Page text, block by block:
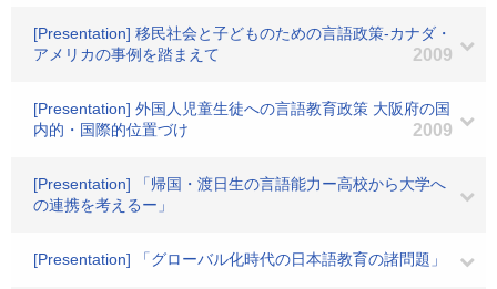
[Presentation] 移民社会と子どものための言語政策-カナダ・
アメリカの事例を踏まえて
2009
[Presentation] 外国人児童生徒への言語教育政策 大阪府の国
内的・国際的位置づけ
2009
[Presentation] 「帰国・渡日生の言語能力ー高校から大学へ
の連携を考えるー」
[Presentation] 「グローバル化時代の日本語教育の諸問題」